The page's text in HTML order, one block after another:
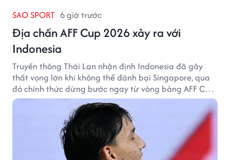
SAO SPORT 6 giờ trước
Địa chấn AFF Cup 2026 xảy ra với
Indonesia
Truyền thông Thái Lan nhận định Indonesia đã gây
thất vọng lớn khi không thể đánh bại Singapore, qua
đó chính thức dừng bước ngay từ vòng bảng AFF Cup
2026.